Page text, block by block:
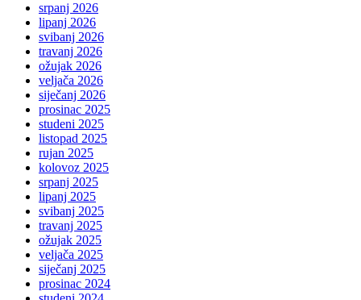
srpanj 2026
lipanj 2026
svibanj 2026
travanj 2026
ožujak 2026
veljača 2026
siječanj 2026
prosinac 2025
studeni 2025
listopad 2025
rujan 2025
kolovoz 2025
srpanj 2025
lipanj 2025
svibanj 2025
travanj 2025
ožujak 2025
veljača 2025
siječanj 2025
prosinac 2024